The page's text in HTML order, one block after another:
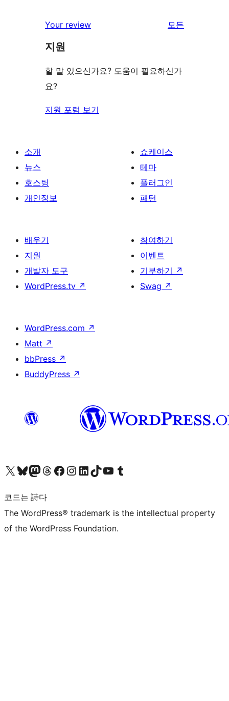
기
후
기
점
후
Your review 모든
지원
할 말 있으신가요? 도움이 필요하신가
요?
지원 포럼 보기
소개
뉴스
호스팅
개인정보
쇼케이스
테마
플러그인
패턴
배우기
지원
개발자 도구
WordPress.tv ↗
참여하기
이벤트
기부하기 ↗
Swag ↗
WordPress.com ↗
Matt ↗
bbPress ↗
BuddyPress ↗
X(이전 트위터) 계정 방문하기블루스카이 계정 방문하기마스토돈 계정 방문하기스레드 계정 방문하기 페이스북 페이지 방문하기인스타그램 계정 방문하기 LinkedIn 계정 방문하기틱톡 계정 방문하기유튜브 채널 방문하기 텀블러 계정 방문하기
코드는 詩다
The WordPress® trademark is the intellectual property
of the WordPress Foundation.